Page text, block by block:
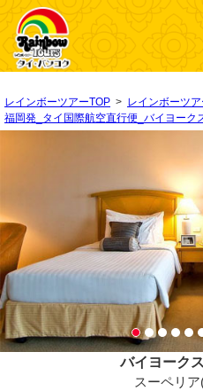
レインボーツアーTOP > レインボーツ
福岡発_タイ国際航空直行便_バイヨーク
バイヨーク
スーペリ